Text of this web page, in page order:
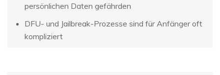
persönlichen Daten gefährden
DFU- und Jailbreak-Prozesse sind für Anfänger oft
kompliziert